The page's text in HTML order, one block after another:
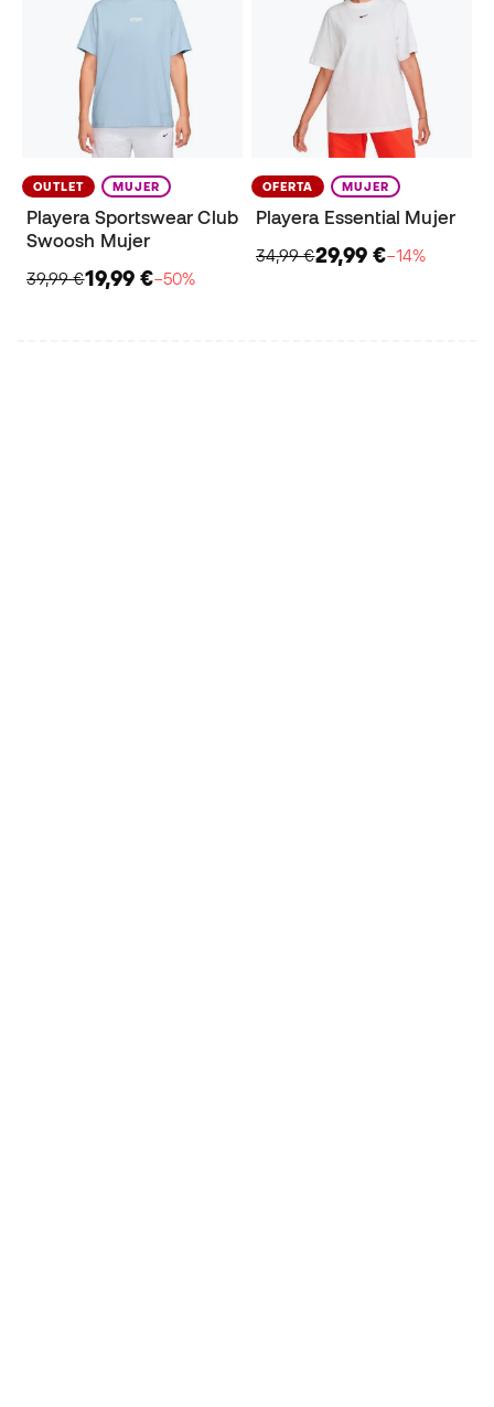
OUTLET MUJER
Playera Sportswear Club
Swoosh Mujer
39,99 €19,99 €−50%
OFERTA MUJER
Playera Essential Mujer
34,99 €29,99 €−14%